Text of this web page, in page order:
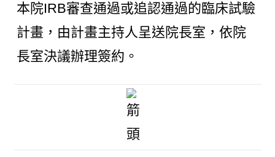
本院IRB審查通過或追認通過的臨床試驗
計畫，由計畫主持人呈送院長室，依院
長室決議辦理簽約。